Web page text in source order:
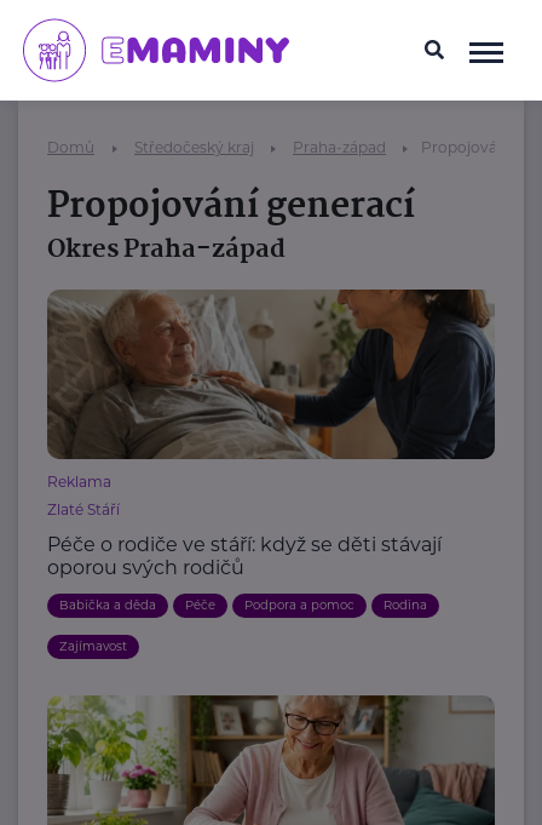
Domů Středočeský kraj Praha-západ Propojování
Propojování generací
Okres Praha-západ
Reklama
Zlaté Stáří
Péče o rodiče ve stáří: když se děti stávají
oporou svých rodičů
Babička a děda Péče Podpora a pomoc Rodina
Zajímavost